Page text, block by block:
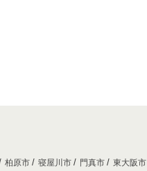
柏原市 寝屋川市 門真市 東大阪市